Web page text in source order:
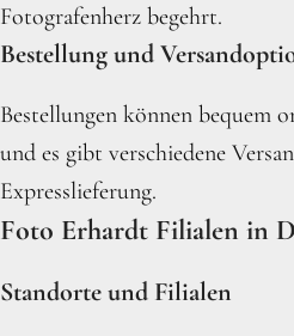
Fotografenherz begehrt.
Bestellung und
Bestellungen können bequem
und es gibt verschiedene
Expresslieferung.
Foto Erhardt Filialen in
Standorte und Filialen